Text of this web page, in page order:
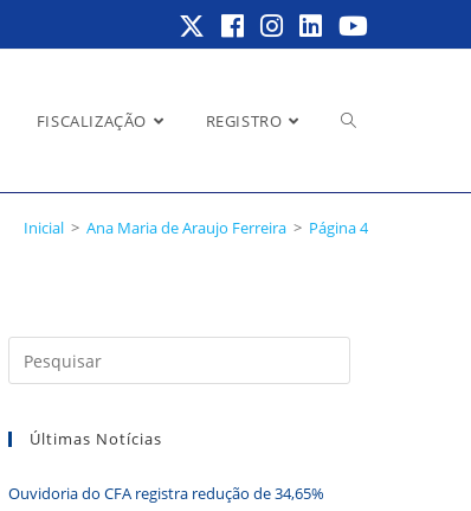
FISCALIZAÇÃO REGISTRO Alternar
pesquisa
Inicial > Ana Maria de Araujo Ferreira > Página 4
a
Últimas Notícias
Ouvidoria do CFA registra redução de 34,65%